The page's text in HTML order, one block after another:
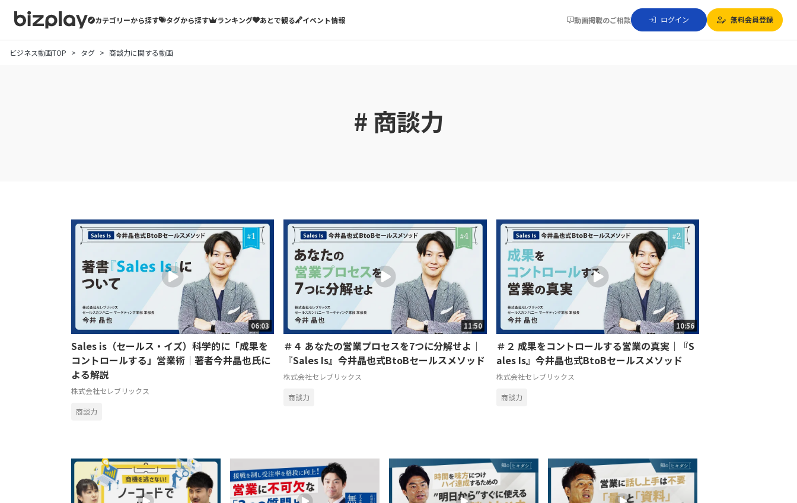
カテゴリーから探す タグから探す ランキング あとで観る イベント情報 動画掲載のご相談 ログイン 無料会員登録
ビジネス動画TOP タグ 商談力に関する動画
# 商談力
06:03
Sales is（セールス・イズ）科学的に「成果を
コントロールする」営業術｜著者今井晶也氏に
よる解説
株式会社セレブリックス
商談力
11:50
＃４ あなたの営業プロセスを7つに分解せよ｜
『Sales Is』今井晶也式BtoBセールスメソッド
株式会社セレブリックス
商談力
10:56
＃２ 成果をコントロールする営業の真実｜『S
ales Is』今井晶也式BtoBセールスメソッド
株式会社セレブリックス
商談力